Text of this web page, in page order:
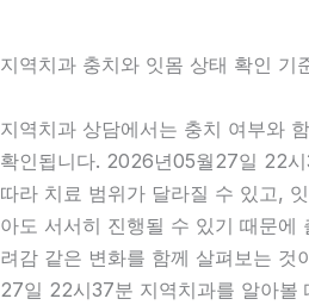
지역치과 충치와 잇몸 상태 확인 기
지역치과 상담에서는 충치 여부와
확인됩니다. 2026년05월27일 22
따라 치료 범위가 달라질 수 있고,
아도 서서히 진행될 수 있기 때문에
려감 같은 변화를 함께 살펴보는 것
27일 22시37분 지역치과를 알아볼